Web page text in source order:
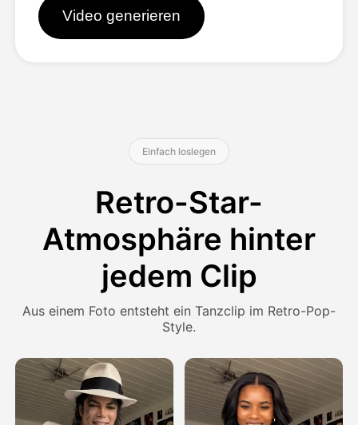
Video generieren
Einfach loslegen
Retro-Star-
Atmosphäre hinter
jedem Clip
Aus einem Foto entsteht ein Tanzclip im Retro-Pop-
Style.